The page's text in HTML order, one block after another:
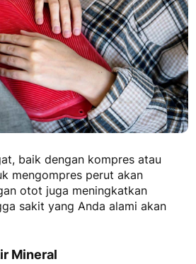
baik dengan kompres atau
mengompres perut akan
otot juga meningkatkan
sakit yang Anda alami akan
Mineral